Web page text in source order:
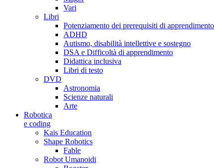
Vari
Libri
Potenziamento dei prerequisiti di apprendimento
ADHD
Autismo, disabilità intellettive e sostegno
DSA e Difficoltà di apprendimento
Didattica inclusiva
Libri di testo
DVD
Astronomia
Scienze naturali
Arte
Robotica
e coding
Kais Education
Shape Robotics
Fable
Robot Umanoidi